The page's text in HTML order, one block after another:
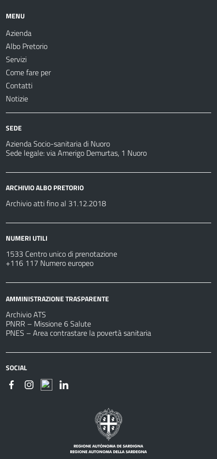
MENU
Azienda
Albo Pretorio
Servizi
Come fare per
Contatti
Notizie
SEDE
Azienda Socio-sanitaria di Nuoro
Sede legale: via Amerigo Demurtas, 1 Nuoro
ARCHIVIO ALBO PRETORIO
Archivio atti fino al 31.12.2018
NUMERI UTILI
1533 Centro unico di prenotazione
+116 117 Numero europeo
AMMINISTRAZIONE TRASPARENTE
Archivio ATS
PNRR – Missione 6 Salute
PNES – Area contrastare la povertà sanitaria
SOCIAL